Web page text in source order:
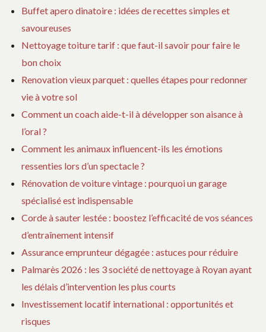
Buffet apero dinatoire : idées de recettes simples et
savoureuses
Nettoyage toiture tarif : que faut-il savoir pour faire le
bon choix
Renovation vieux parquet : quelles étapes pour redonner
vie à votre sol
Comment un coach aide-t-il à développer son aisance à
l’oral ?
Comment les animaux influencent-ils les émotions
ressenties lors d’un spectacle ?
Rénovation de voiture vintage : pourquoi un garage
spécialisé est indispensable
Corde à sauter lestée : boostez l’efficacité de vos séances
d’entraînement intensif
Assurance emprunteur dégagée : astuces pour réduire
Palmarès 2026 : les 3 société de nettoyage à Royan ayant
les délais d’intervention les plus courts
Investissement locatif international : opportunités et
risques